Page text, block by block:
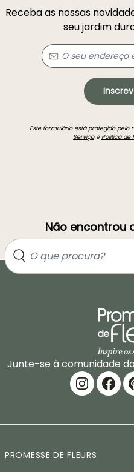
Receba as nossas
seu jardim
Este formulário está protegido pelo
ServiçoePolítica de
Não encontrou
Junte-se à comunidade
PROMESSE DE FLEURS